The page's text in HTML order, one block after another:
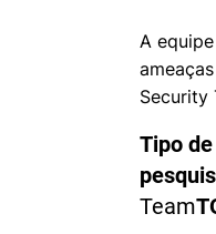
A
Security
Tipo
Team